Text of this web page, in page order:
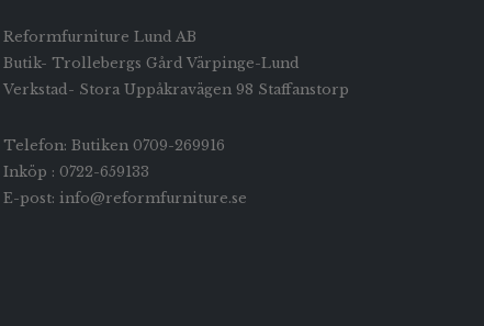
Reformfurniture Lund AB
Butik- Trollebergs Gård Värpinge-Lund
Verkstad- Stora Uppåkravägen 98 Staffanstorp
Telefon: Butiken 0709-269916
Inköp : 0722-659133
E-post: info@reformfurniture.se